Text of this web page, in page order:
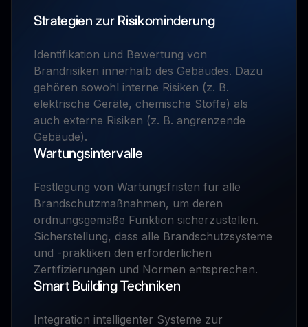
Strategien zur Risikominderung
Identifikation und Bewertung von
Brandrisiken innerhalb des Gebäudes. Dazu
gehören sowohl interne Risiken (z. B.
elektrische Geräte, chemische Stoffe) als
auch externe Risiken (z. B. angrenzende
Gebäude).
Wartungsintervalle
Festlegung von Wartungsfristen für alle
Brandschutzmaßnahmen, um deren
ordnungsgemäße Funktion sicherzustellen.
Sicherstellung, dass alle Brandschutzsysteme
und -praktiken den erforderlichen
Zertifizierungen und Normen entsprechen.
Smart Building Techniken
Integration intelligenter Systeme zur